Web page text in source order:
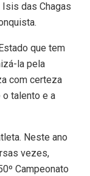
das Chagas
que tem
la pela
com certeza
talento e a
Neste ano
vezes,
Campeonato